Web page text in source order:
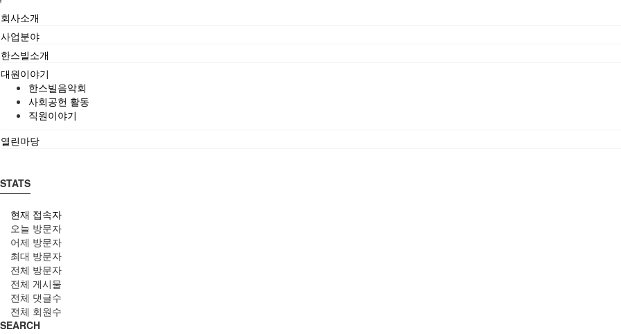
회사소개
사업분야
한스빌소개
대원이야기
한스빌음악회
사회공헌 활동
직원이야기
열린마당
STATS
현재 접속자
오늘 방문자
어제 방문자
최대 방문자
전체 방문자
전체 게시물
전체 댓글수
전체 회원수
SEARCH